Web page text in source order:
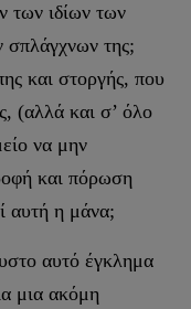
των ιδίων των
σπλάγχνων της;
και στοργής, που
(αλλά και σ’ όλο
να μην
και πόρωση
αυτή η μάνα;
αυτό έγκλημα
μια ακόμη